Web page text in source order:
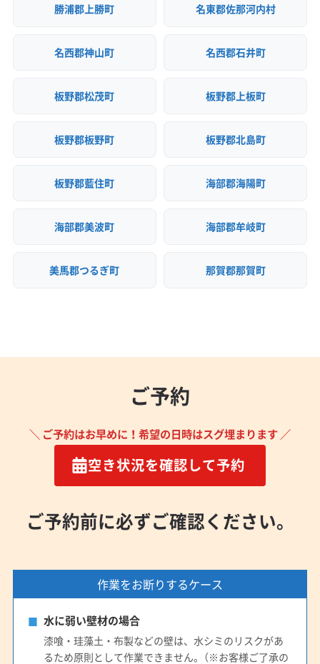
勝浦郡上勝町 名東郡佐那河内村
名西郡神山町 名西郡石井町
板野郡松茂町 板野郡上板町
板野郡板野町 板野郡北島町
板野郡藍住町 海部郡海陽町
海部郡美波町 海部郡牟岐町
美馬郡つるぎ町 那賀郡那賀町
ご予約
＼ ご予約はお早めに！希望の日時はスグ埋まります ／
空き状況を確認して予約
ご予約前に必ずご確認ください。
作業をお断りするケース
水に弱い壁材の場合
漆喰・珪藻土・布製などの壁は、水シミのリスクがあ
るため原則として作業できません。（※お客様ご了承の